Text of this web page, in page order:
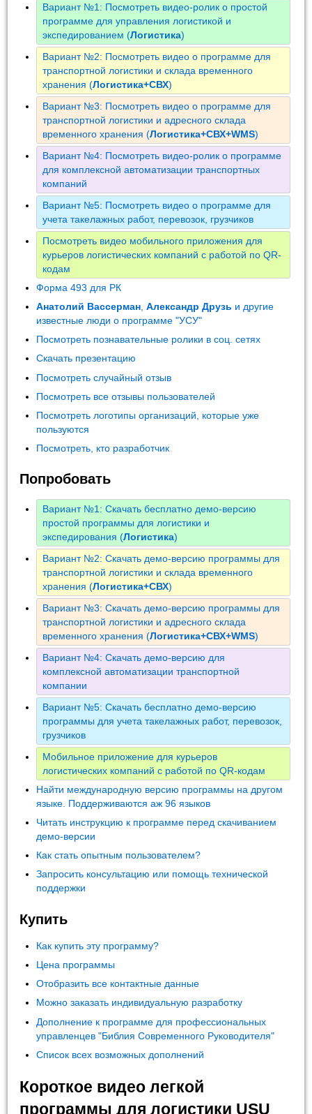
Вариант №1: Посмотреть видео-ролик о простой
программе для управления логистикой и
экспедированием (Логистика)
Вариант №2: Посмотреть видео о программе для
транспортной логистики и склада временного
хранения (Логистика+СВХ)
Вариант №3: Посмотреть видео о программе для
транспортной логистики и адресного склада
временного хранения (Логистика+СВХ+WMS)
Вариант №4: Посмотреть видео-ролик о программе
для комплексной автоматизации транспортных
компаний
Вариант №5: Посмотреть видео о программе для
учета такелажных работ, перевозок, грузчиков
Посмотреть видео мобильного приложения для
курьеров логистических компаний с работой по QR-
кодам
Форма 493 для РК
Анатолий Вассерман ,Александр Друзь и другие
известные люди о программе "УСУ"
Посмотреть познавательные ролики в соц. сетях
Скачать презентацию
Посмотреть случайный отзыв
Посмотреть все отзывы пользователей
Посмотреть логотипы организаций, которые уже
пользуются
Посмотреть, кто разработчик
Попробовать
Вариант №1: Скачать бесплатно демо-версию
простой программы для логистики и
экспедирования (Логистика)
Вариант №2: Скачать демо-версию программы для
транспортной логистики и склада временного
хранения (Логистика+СВХ)
Вариант №3: Скачать демо-версию программы для
транспортной логистики и адресного склада
временного хранения (Логистика+СВХ+WMS)
Вариант №4: Скачать демо-версию для
комплексной автоматизации транспортной
компании
Вариант №5: Скачать бесплатно демо-версию
программы для учета такелажных работ, перевозок,
грузчиков
Мобильное приложение для курьеров
логистических компаний с работой по QR-кодам
Найти международную версию программы на другом
языке. Поддерживаются аж 96 языков
Читать инструкцию к программе перед скачиванием
демо-версии
Как стать опытным пользователем?
Запросить консультацию или помощь технической
поддержки
Купить
Как купить эту программу?
Цена программы
Отобразить все контактные данные
Можно заказать индивидуальную разработку
Дополнение к программе для профессиональных
управленцев "Библия Современного Руководителя"
Список всех возможных дополнений
Короткое видео легкой
программы для логистики USU